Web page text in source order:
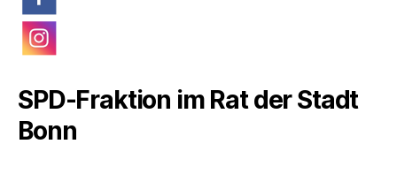
SPD-Fraktion im Rat der Stadt
Bonn